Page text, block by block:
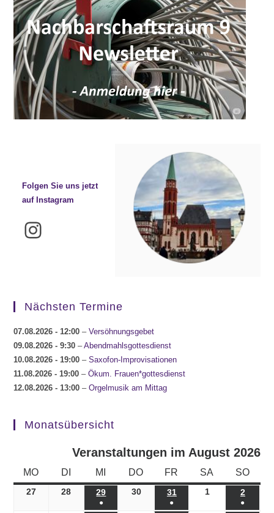
Folgen Sie uns jetzt
auf Instagram
Instagram
Nächsten Termine
07.08.2026 - 12:00 –Versöhnungsgebet
09.08.2026 - 9:30 –Abendmahlsgottesdienst
10.08.2026 - 19:00 –Saxofon-Improvisationen
11.08.2026 - 19:00 –Ökum. Frauen*gottesdienst
12.08.2026 - 13:00 –Orgelmusik am Mittag
Monatsübersicht
Veranstaltungen im August 2026
MO MONTAG
DI DIENSTAG
MI MITTWOCH
DO DONNERSTAG
FR FREITAG
SA SAMSTAG
SO
27 27.07.2026
28 28.07.2026
29 29.07.2026
●
3030.07.2026
3131.07.2026
●
101.08.2026
2
●